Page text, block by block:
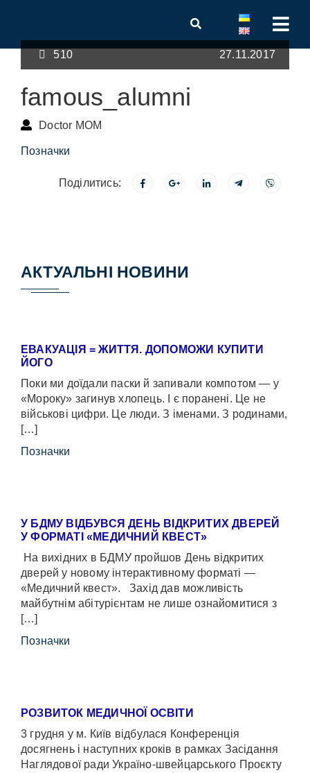
510 27.11.2017
famous_alumni
Doctor MOM
Позначки
Поділитись:
АКТУАЛЬНІ НОВИНИ
ЕВАКУАЦІЯ = ЖИТТЯ. ДОПОМОЖИ КУПИТИ
ЙОГО
Поки ми доїдали паски й запивали компотом — у
«Мороку» загинув хлопець. І є поранені. Це не
військові цифри. Це люди. З іменами. З родинами,
[…]
Позначки
У БДМУ ВІДБУВСЯ ДЕНЬ ВІДКРИТИХ ДВЕРЕЙ
У ФОРМАТІ «МЕДИЧНИЙ КВЕСТ»
На вихідних в БДМУ пройшов День відкритих
дверей у новому інтерактивному форматі —
«Медичний квест». Захід дав можливість
майбутнім абітурієнтам не лише ознайомитися з
[…]
Позначки
РОЗВИТОК МЕДИЧНОЇ ОСВІТИ
3 грудня у м. Київ відбулася Конференція
досягнень і наступних кроків в рамках Засідання
Наглядової ради Україно-швейцарського Проєкту